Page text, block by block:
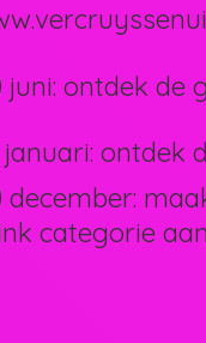
juni: ontdek de
januari: ontdek
december:
categorie